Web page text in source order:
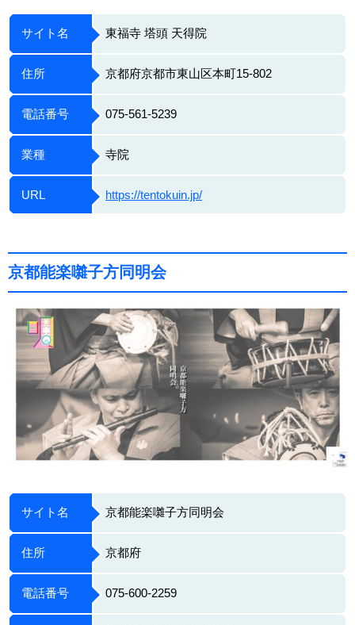
サイト名 東福寺 塔頭 天得院
住所 京都府京都市東山区本町15-802
電話番号 075-561-5239
業種 寺院
URL https://tentokuin.jp/
京都能楽囃子方同明会
サイト名 京都能楽囃子方同明会
住所 京都府
電話番号 075-600-2259